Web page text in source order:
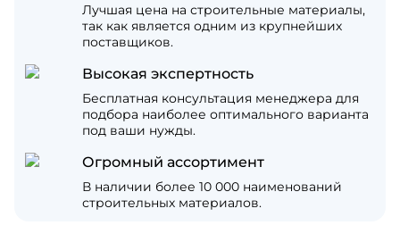
Лучшая цена на строительные материалы,
так как является одним из крупнейших
поставщиков.
Высокая экспертность
Бесплатная консультация менеджера для
подбора наиболее оптимального варианта
под ваши нужды.
Огромный ассортимент
В наличии более 10 000 наименований
строительных материалов.